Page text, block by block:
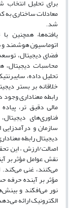
برای تحلیل
شد.
یافته‌ها– همچنین
اتوماسیون هوشمند و
فضای دیجیتال،
محاسبات دیجیتال،
تحلیل داده،
خلاقانه بر بستر
رابطه معناداری
مالی دقیق تر،
فناوری‌های
سازمان و
دیجیتال رابطه
اصالت/ارزش – این
نقش عوامل مؤثر بر
می‌کنند، غنی
مؤثر بر آینده حرفه
نور می‌افکند و
الکترونیک ارائه